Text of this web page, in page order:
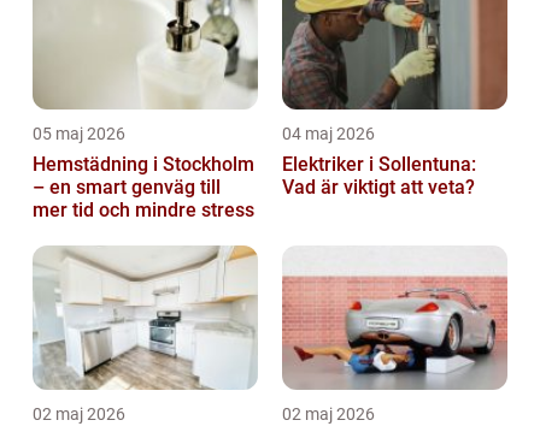
05 maj 2026
Hemstädning i Stockholm
– en smart genväg till
mer tid och mindre stress
04 maj 2026
Elektriker i Sollentuna:
Vad är viktigt att veta?
02 maj 2026 02 maj 2026